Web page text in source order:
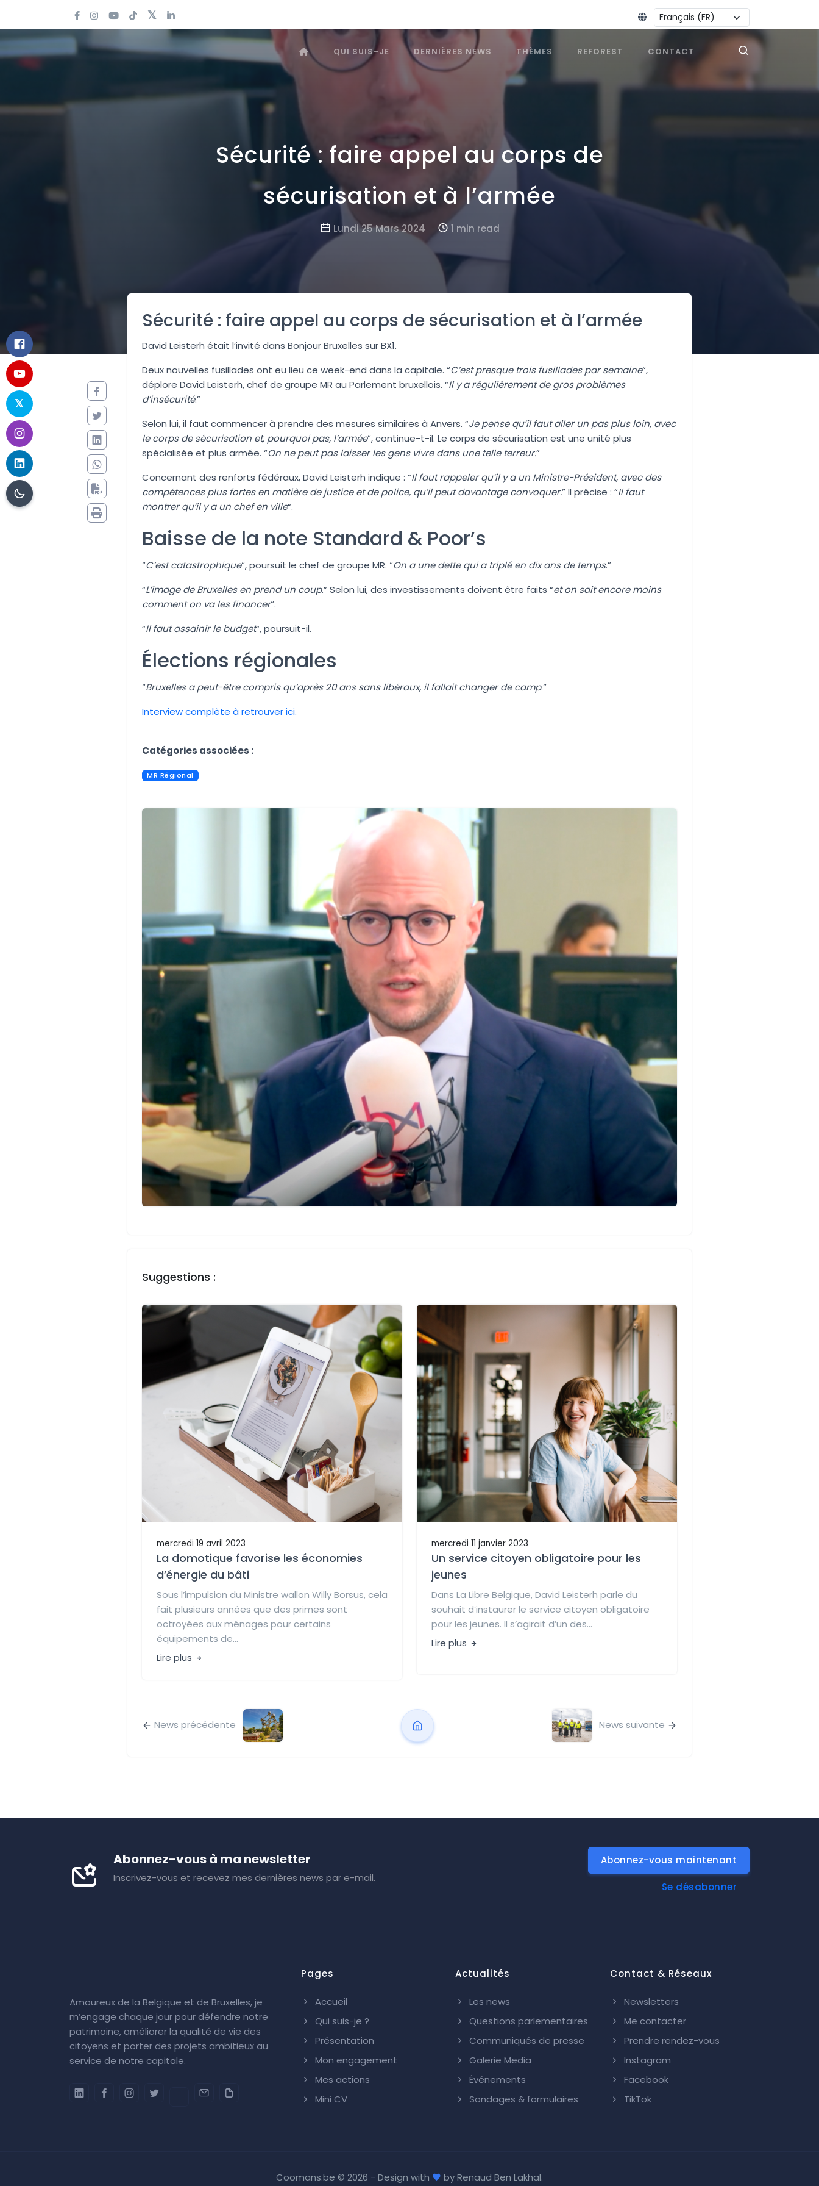
Changer la langue :
QUI SUIS-JE DERNIÈRES NEWS THÈMES REFOREST CONTACT
Sécurité : faire appel au corps de
sécurisation et à l’armée
Lundi 25 Mars 2024 1 min read
Sécurité : faire appel au corps de sécurisation et à l’armée
David Leisterh était l’invité dans Bonjour Bruxelles sur BX1.
Deux nouvelles fusillades ont eu lieu ce week-end dans la capitale. “C’est presque trois fusillades par semaine“,
déplore David Leisterh, chef de groupe MR au Parlement bruxellois. “Il y a régulièrement de gros problèmes
d’insécurité.”
Selon lui, il faut commencer à prendre des mesures similaires à Anvers. “Je pense qu’il faut aller un pas plus loin, avec
le corps de sécurisation et, pourquoi pas, l’armée“, continue-t-il. Le corps de sécurisation est une unité plus
spécialisée et plus armée. “On ne peut pas laisser les gens vivre dans une telle terreur.”
Concernant des renforts fédéraux, David Leisterh indique : “Il faut rappeler qu’il y a un Ministre-Président, avec des
compétences plus fortes en matière de justice et de police, qu’il peut davantage convoquer.” Il précise : “Il faut
montrer qu’il y a un chef en ville“.
Baisse de la note Standard & Poor’s
“C’est catastrophique“, poursuit le chef de groupe MR. “On a une dette qui a triplé en dix ans de temps.”
“L’image de Bruxelles en prend un coup.” Selon lui, des investissements doivent être faits “et on sait encore moins
comment on va les financer“.
“Il faut assainir le budget“, poursuit-il.
Élections régionales
“Bruxelles a peut-être compris qu’après 20 ans sans libéraux, il fallait changer de camp.”
Interview complète à retrouver ici.
Catégories associées :
MR Régional
Suggestions :
mercredi 19 avril 2023
La domotique favorise les économies
d’énergie du bâti
Sous l’impulsion du Ministre wallon Willy Borsus, cela
fait plusieurs années que des primes sont
octroyées aux ménages pour certains
équipements de...
Lire plus
mercredi 11 janvier 2023
Un service citoyen obligatoire pour les
jeunes
Dans La Libre Belgique, David Leisterh parle du
souhait d’instaurer le service citoyen obligatoire
pour les jeunes. Il s’agirait d’un des...
Lire plus
News précédente News suivante
Abonnez-vous à ma newsletter
Inscrivez-vous et recevez mes dernières news par e-mail.
Abonnez-vous maintenant
Se désabonner
Amoureux de la Belgique et de Bruxelles, je
m’engage chaque jour pour défendre notre
patrimoine, améliorer la qualité de vie des
citoyens et porter des projets ambitieux au
service de notre capitale.
Pages
Accueil
Qui suis-je ?
Présentation
Mon engagement
Mes actions
Mini CV
Actualités
Les news
Questions parlementaires
Communiqués de presse
Galerie Media
Événements
Sondages & formulaires
Contact & Réseaux
Newsletters
Me contacter
Prendre rendez-vous
Instagram
Facebook
TikTok
Coomans.be © 2026 - Design with byRenaud Ben Lakhal.